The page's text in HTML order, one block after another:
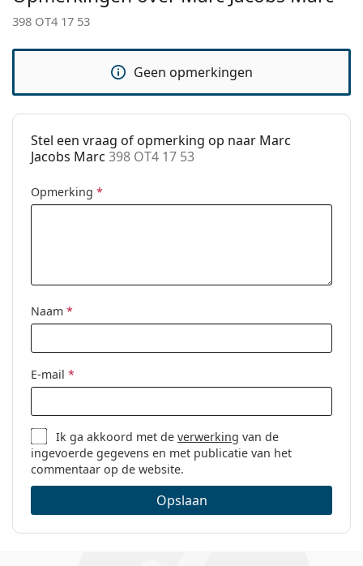
pads:
Clip-on:
No
Reinigingsdoekje: Ja
Overig
Geslacht:
398 OT4 17 53
Geen opmerkingen
Stel een vraag of opmerking op naar Marc
Jacobs Marc 398 OT4 17 53
Opmerking *
Naam *
E-mail *
Ik ga akkoord met deverwerking van de
ingevoerde gegevens en met publicatie van het
commentaar op de website.
Opslaan